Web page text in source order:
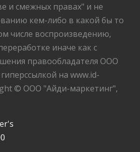
и смежных правах" и не
кем-либо в какой бы то
числе воспроизведению,
иначе как с
правообладателя ООО
на www.id-
© ООО "Айди-маркетинг",